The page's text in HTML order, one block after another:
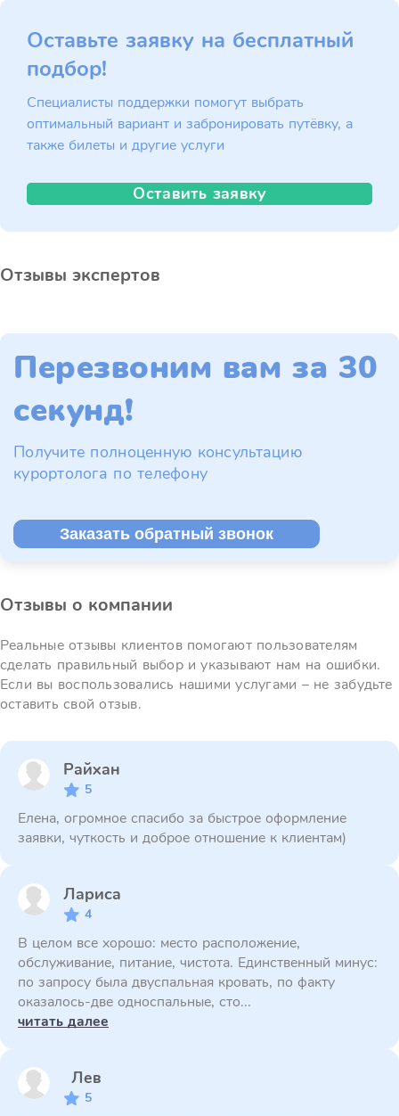
Оставьте заявку на бесплатный
подбор!
Специалисты поддержки помогут выбрать
оптимальный вариант и забронировать путёвку, а
также билеты и другие услуги
Оставить заявку
Отзывы экспертов
Перезвоним вам за 30
секунд!
Получите полноценную консультацию
курортолога по телефону
Заказать обратный звонок
Отзывы о компании
Реальные отзывы клиентов помогают пользователям
сделать правильный выбор и указывают нам на ошибки.
Если вы воспользовались нашими услугами – не забудьте
оставить свой отзыв.
Райхан
5
Елена, огромное спасибо за быстрое оформление
заявки, чуткость и доброе отношение к клиентам)
Лариса
4
В целом все хорошо: место расположение,
обслуживание, питание, чистота. Единственный минус:
по запросу была двуспальная кровать, по факту
оказалось-две односпальные, сто...
читать далее
Лев
5